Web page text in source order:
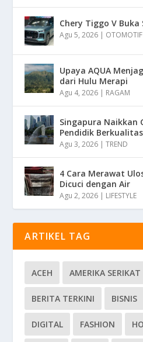
Chery Tiggo V Buka
Agu 5, 2026 | OTOMOTIF
Upaya AQUA
dari Hulu Merapi
Agu 4, 2026 | RAGAM
Singapura Naikkan
Pendidik Berkualitas
Agu 3, 2026 |TREND
4 Cara Merawat
Dicuci dengan Air
Agu 2, 2026 | LIFESTYLE
ARTIKEL TAG
ACEH AMERIKA SERIKAT
BERITA TERKINI BISNIS
DIGITAL FASHION